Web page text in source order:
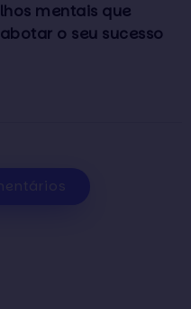
mentais que
o seu sucesso